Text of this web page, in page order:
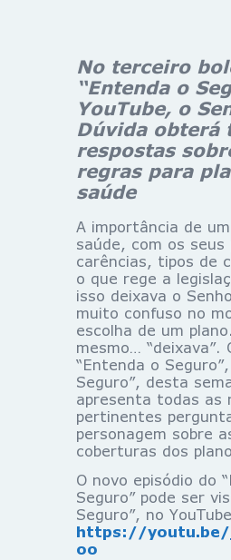
No terceiro
“Entenda o
YouTube, o
Dúvida obterá
respostas
regras para
saúde
A importância de
saúde, com os seus
carências, tipos de
o que rege a
isso deixava o
muito confuso no
escolha de um
mesmo… “deixava”.
“Entenda o
Seguro”, desta
apresenta todas as
pertinentes
personagem sobre
coberturas dos
O novo episódio do
Seguro” pode ser
Seguro”, no
https://youtu.be/
oo